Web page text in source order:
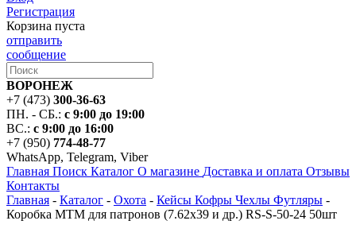
Регистрация
Корзина пуста
отправить
сообщение
ВОРОНЕЖ
+7 (473) 300-36-63
ПН. - СБ.: с 9:00 до 19:00
ВС.: с 9:00 до 16:00
+7 (950) 774-48-77
WhatsApp, Telegram, Viber
Главная Поиск Каталог О магазине Доставка и оплата Отзывы
Контакты
Главная - Каталог - Охота - Кейсы Кофры Чехлы Футляры -
Коробка MTM для патронов (7.62x39 и др.) RS-S-50-24 50шт